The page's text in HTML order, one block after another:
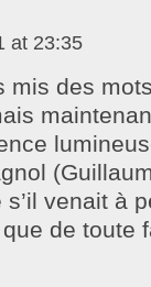
at 23:35
mis des
venait à
de toute